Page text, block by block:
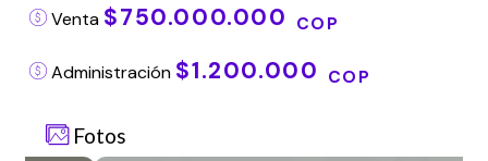
Venta $750.000.000 COP
Administración $1.200.000 COP
Fotos